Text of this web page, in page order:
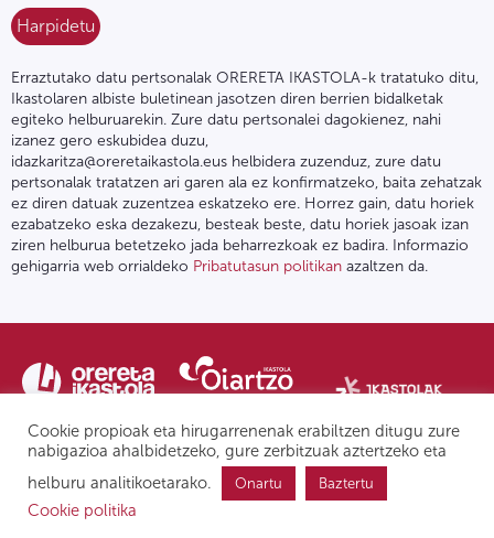
Erraztutako datu pertsonalak ORERETA IKASTOLA-k tratatuko ditu,
Ikastolaren albiste buletinean jasotzen diren berrien bidalketak
egiteko helburuarekin. Zure datu pertsonalei dagokienez, nahi
izanez gero eskubidea duzu,
idazkaritza@oreretaikastola.eus helbidera zuzenduz, zure datu
pertsonalak tratatzen ari garen ala ez konfirmatzeko, baita zehatzak
ez diren datuak zuzentzea eskatzeko ere. Horrez gain, datu horiek
ezabatzeko eska dezakezu, besteak beste, datu horiek jasoak izan
ziren helburua betetzeko jada beharrezkoak ez badira. Informazio
gehigarria web orrialdeko Pribatutasun politikan azaltzen da.
Pribatutasun politika | Lege oharra Postontzi etikoa
Cookie propioak eta hirugarrenenak erabiltzen ditugu zure
nabigazioa ahalbidetzeko, gure zerbitzuak aztertzeko eta
helburu analitikoetarako.
Onartu Baztertu
Cookie politika